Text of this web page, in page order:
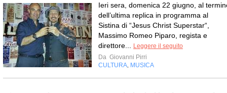
I​eri sera, domenica 22 giugno, al
dell’ultima replica in programma al
Sistina di “Jesus Christ Superstar“,
Massimo Romeo Piparo, regista e
direttore...
Leggere il seguito
Da Giovanni Pirri
CULTURA MUSICA